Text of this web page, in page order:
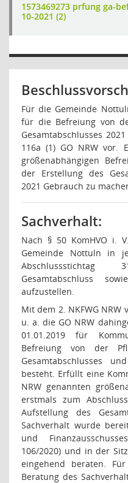
1573469273 prfung ga-
10-2021 (2)
Für die Gemeinde
für die Befreiung von
Gesamtabschlusses
116a (1) GO NRW vor.
größenabhängigen
der Erstellung des
2021 Gebrauch zu
Sachverhalt:
Nach § 50 KomHVO i.
Gemeinde Nottuln in
Gesamtabschluss
aufzustellen.
Mit dem 2. NKFWG
u. a. die GO NRW
01.01.2019 für
Befreiung von der
Gesamtabschlusses
besteht. Erfüllt eine
NRW genannten
erstmals zum
Aufstellung des
Sachverhalt wurde
und
106/2020) und in der
eingehend beraten.
Beratung des